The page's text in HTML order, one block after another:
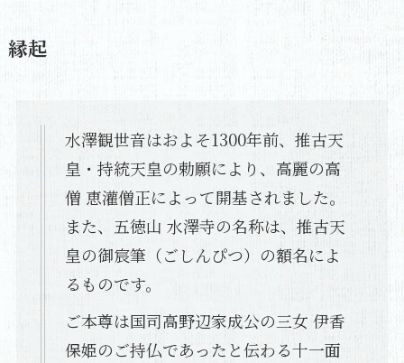
縁起
水澤観世音はおよそ1300年前、推古天
皇・持統天皇の勅願により、高麗の高
僧 恵灌僧正によって開基されました。
また、五徳山 水澤寺の名称は、推古天
皇の御宸筆（ごしんぴつ）の額名によ
るものです。
ご本尊は国司高野辺家成公の三女 伊香
保姫のご持仏であったと伝わる十一面